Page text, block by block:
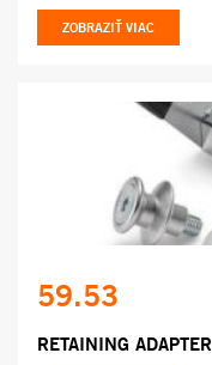
ZOBRAZIŤ VIAC
59.53
RETAINING ADAPTER